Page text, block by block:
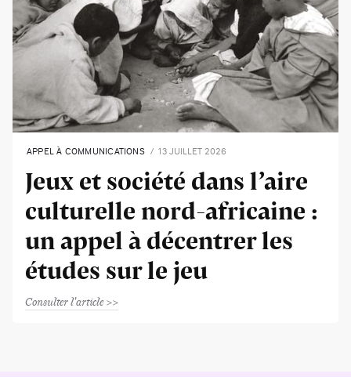
APPEL À COMMUNICATIONS 13 JUILLET 2026
Jeux et société dans l’aire
culturelle nord-africaine :
un appel à décentrer les
études sur le jeu
Consulter l'article